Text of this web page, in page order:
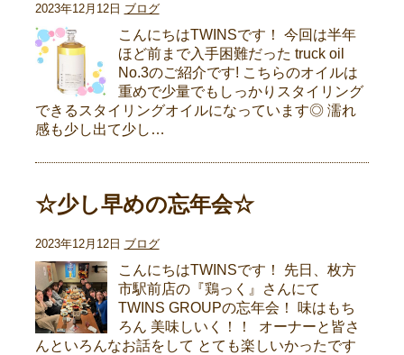
2023年12月12日 ブログ
こんにちはTWINSです！ 今回は半年
ほど前まで入手困難だった truck oil
No.3のご紹介です! こちらのオイルは
重めで少量でもしっかりスタイリング
できるスタイリングオイルになっています◎ 濡れ
感も少し出て少し…
☆少し早めの忘年会☆
2023年12月12日 ブログ
こんにちはTWINSです！ 先日、枚方
市駅前店の『鶏っく』さんにて
TWINS GROUPの忘年会！ 味はもち
ろん 美味しいく！！ オーナーと皆さ
んといろんなお話をして とても楽しいかったです